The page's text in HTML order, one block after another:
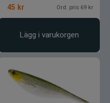
45 kr Ord. pris 69 kr
Lägg i varukorgen